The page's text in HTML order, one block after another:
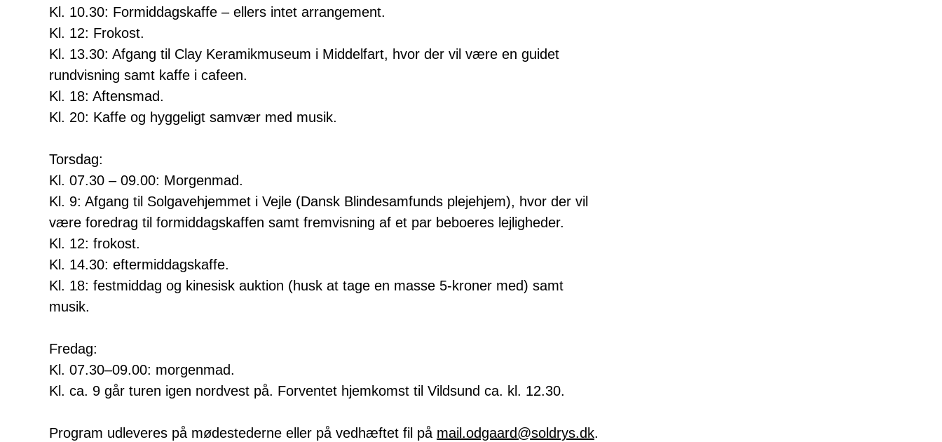
Kl. 10.30: Formiddagskaffe – ellers intet arrangement.
Kl. 12: Frokost.
Kl. 13.30: Afgang til Clay Keramikmuseum i Middelfart, hvor der vil være en guidet
rundvisning samt kaffe i cafeen.
Kl. 18: Aftensmad.
Kl. 20: Kaffe og hyggeligt samvær med musik.
Torsdag:
Kl. 07.30 – 09.00: Morgenmad.
Kl. 9: Afgang til Solgavehjemmet i Vejle (Dansk Blindesamfunds plejehjem), hvor der vil
være foredrag til formiddagskaffen samt fremvisning af et par beboeres lejligheder.
Kl. 12: frokost.
Kl. 14.30: eftermiddagskaffe.
Kl. 18: festmiddag og kinesisk auktion (husk at tage en masse 5-kroner med) samt
musik.
Fredag:
Kl. 07.30–09.00: morgenmad.
Kl. ca. 9 går turen igen nordvest på. Forventet hjemkomst til Vildsund ca. kl. 12.30.
Program udleveres på mødestederne eller på vedhæftet fil på mail.odgaard@soldrys.dk.